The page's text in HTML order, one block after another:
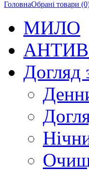
ГоловнаОбрані товари
МИЛО